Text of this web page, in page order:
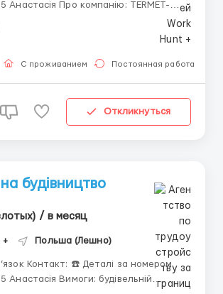
компанію: TERMET-
широкого спектру високоякісних
- конденсаційних котлів, а також
відновлюваних джерел енергії, на...
С проживанием Постоянная работа
Откликнуться
будівництво
/ в месяц
+ Польша (Лешно)
Вимоги: будівельній